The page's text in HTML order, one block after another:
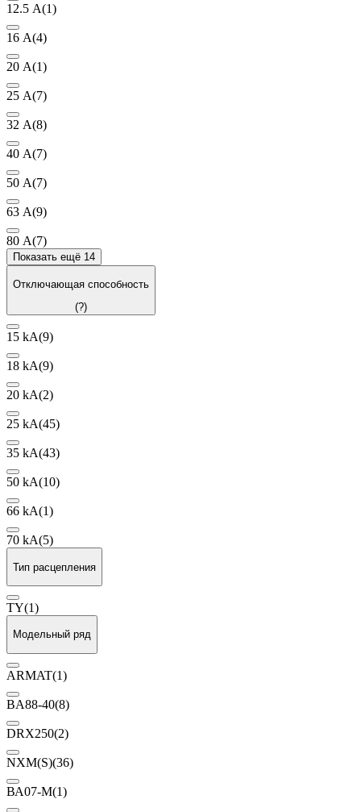
12.5 А(1)
16 А(4)
20 А(1)
25 А(7)
32 А(8)
40 А(7)
50 А(7)
63 А(9)
80 А(7)
Показать ещё 14
Отключающая способность
(?)
15 kA(9)
18 kA(9)
20 kA(2)
25 kA(45)
35 kA(43)
50 kA(10)
66 kA(1)
70 kA(5)
Тип расцепления
TY(1)
Модельный ряд
ARMAT(1)
BA88-40(8)
DRX250(2)
NXM(S)(36)
ВА07-М(1)